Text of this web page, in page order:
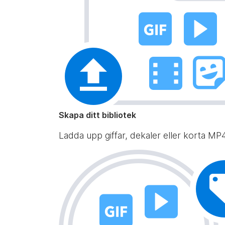
Skapa ditt bibliotek
Ladda upp giffar, dekaler eller korta